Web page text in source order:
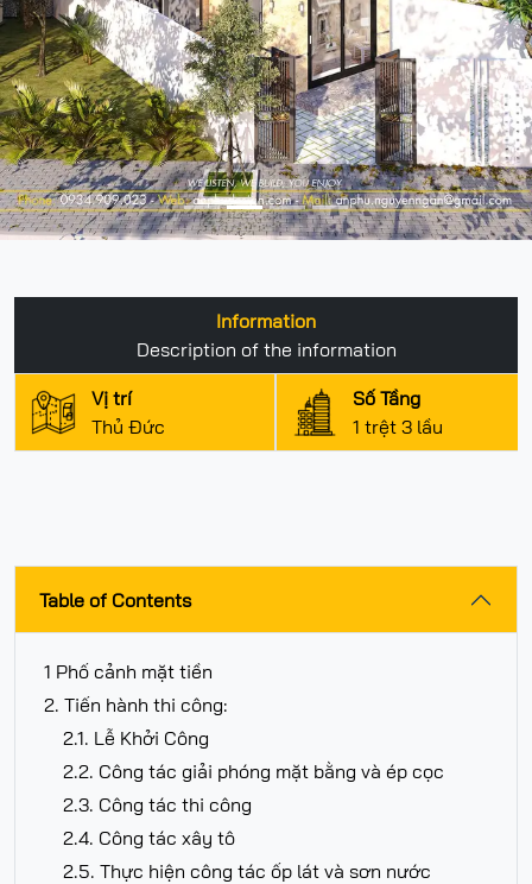
Information
Description of the information
Vị trí
Thủ Đức
Số Tầng
1 trệt 3 lầu
Table of Contents
1 Phố cảnh mặt tiền
2. Tiến hành thi công:
2.1. Lễ Khởi Công
2.2. Công tác giải phóng mặt bằng và ép cọc
2.3. Công tác thi công
2.4. Công tác xây tô
2.5. Thực hiện công tác ốp lát và sơn nước